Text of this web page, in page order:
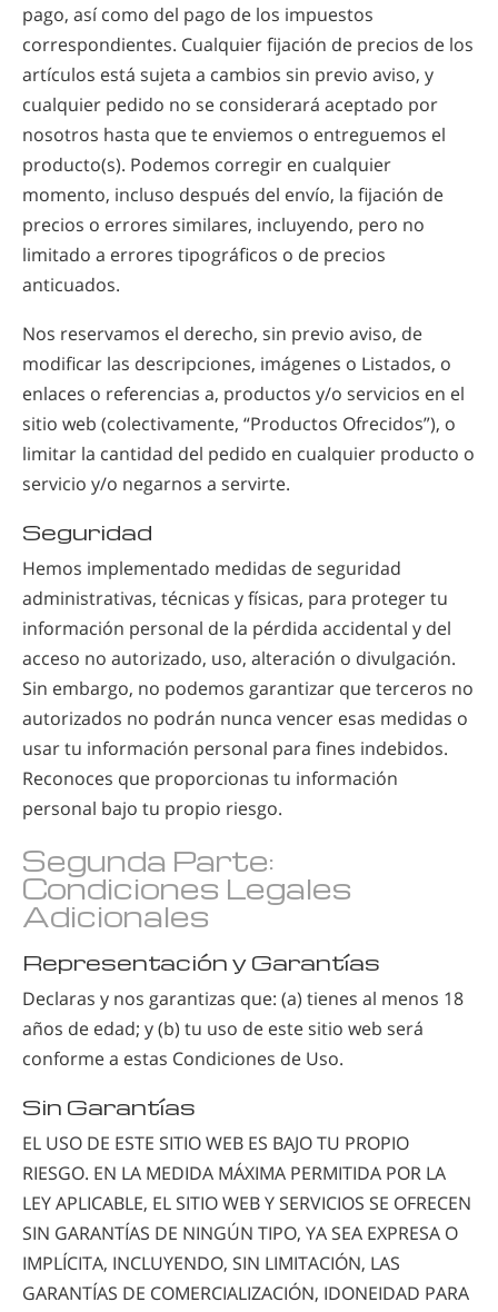
pago, así como del pago de los impuestos
correspondientes. Cualquier fijación de precios de los
artículos está sujeta a cambios sin previo aviso, y
cualquier pedido no se considerará aceptado por
nosotros hasta que te enviemos o entreguemos el
producto(s). Podemos corregir en cualquier
momento, incluso después del envío, la fijación de
precios o errores similares, incluyendo, pero no
limitado a errores tipográficos o de precios
anticuados.
Nos reservamos el derecho, sin previo aviso, de
modificar las descripciones, imágenes o Listados, o
enlaces o referencias a, productos y/o servicios en el
sitio web (colectivamente, “Productos Ofrecidos”), o
limitar la cantidad del pedido en cualquier producto o
servicio y/o negarnos a servirte.
Seguridad
Hemos implementado medidas de seguridad
administrativas, técnicas y físicas, para proteger tu
información personal de la pérdida accidental y del
acceso no autorizado, uso, alteración o divulgación.
Sin embargo, no podemos garantizar que terceros no
autorizados no podrán nunca vencer esas medidas o
usar tu información personal para fines indebidos.
Reconoces que proporcionas tu información
personal bajo tu propio riesgo.
Segunda Parte:
Condiciones Legales
Adicionales
Representación y Garantías
Declaras y nos garantizas que: (a) tienes al menos 18
años de edad; y (b) tu uso de este sitio web será
conforme a estas Condiciones de Uso.
Sin Garantías
EL USO DE ESTE SITIO WEB ES BAJO TU PROPIO
RIESGO. EN LA MEDIDA MÁXIMA PERMITIDA POR LA
LEY APLICABLE, EL SITIO WEB Y SERVICIOS SE OFRECEN
SIN GARANTÍAS DE NINGÚN TIPO, YA SEA EXPRESA O
IMPLÍCITA, INCLUYENDO, SIN LIMITACIÓN, LAS
GARANTÍAS DE COMERCIALIZACIÓN, IDONEIDAD PARA